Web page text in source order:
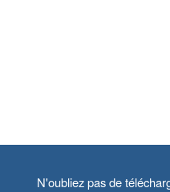
N'oubliez pas de